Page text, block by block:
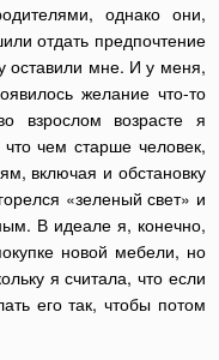
однако они,
отдать предпочтение
оставили мне. И у меня,
желание что-то
взрослом возрасте я
чем старше человек,
включая и обстановку
«зеленый свет» и
В идеале я, конечно,
новой мебели, но
я считала, что если
его так, чтобы потом